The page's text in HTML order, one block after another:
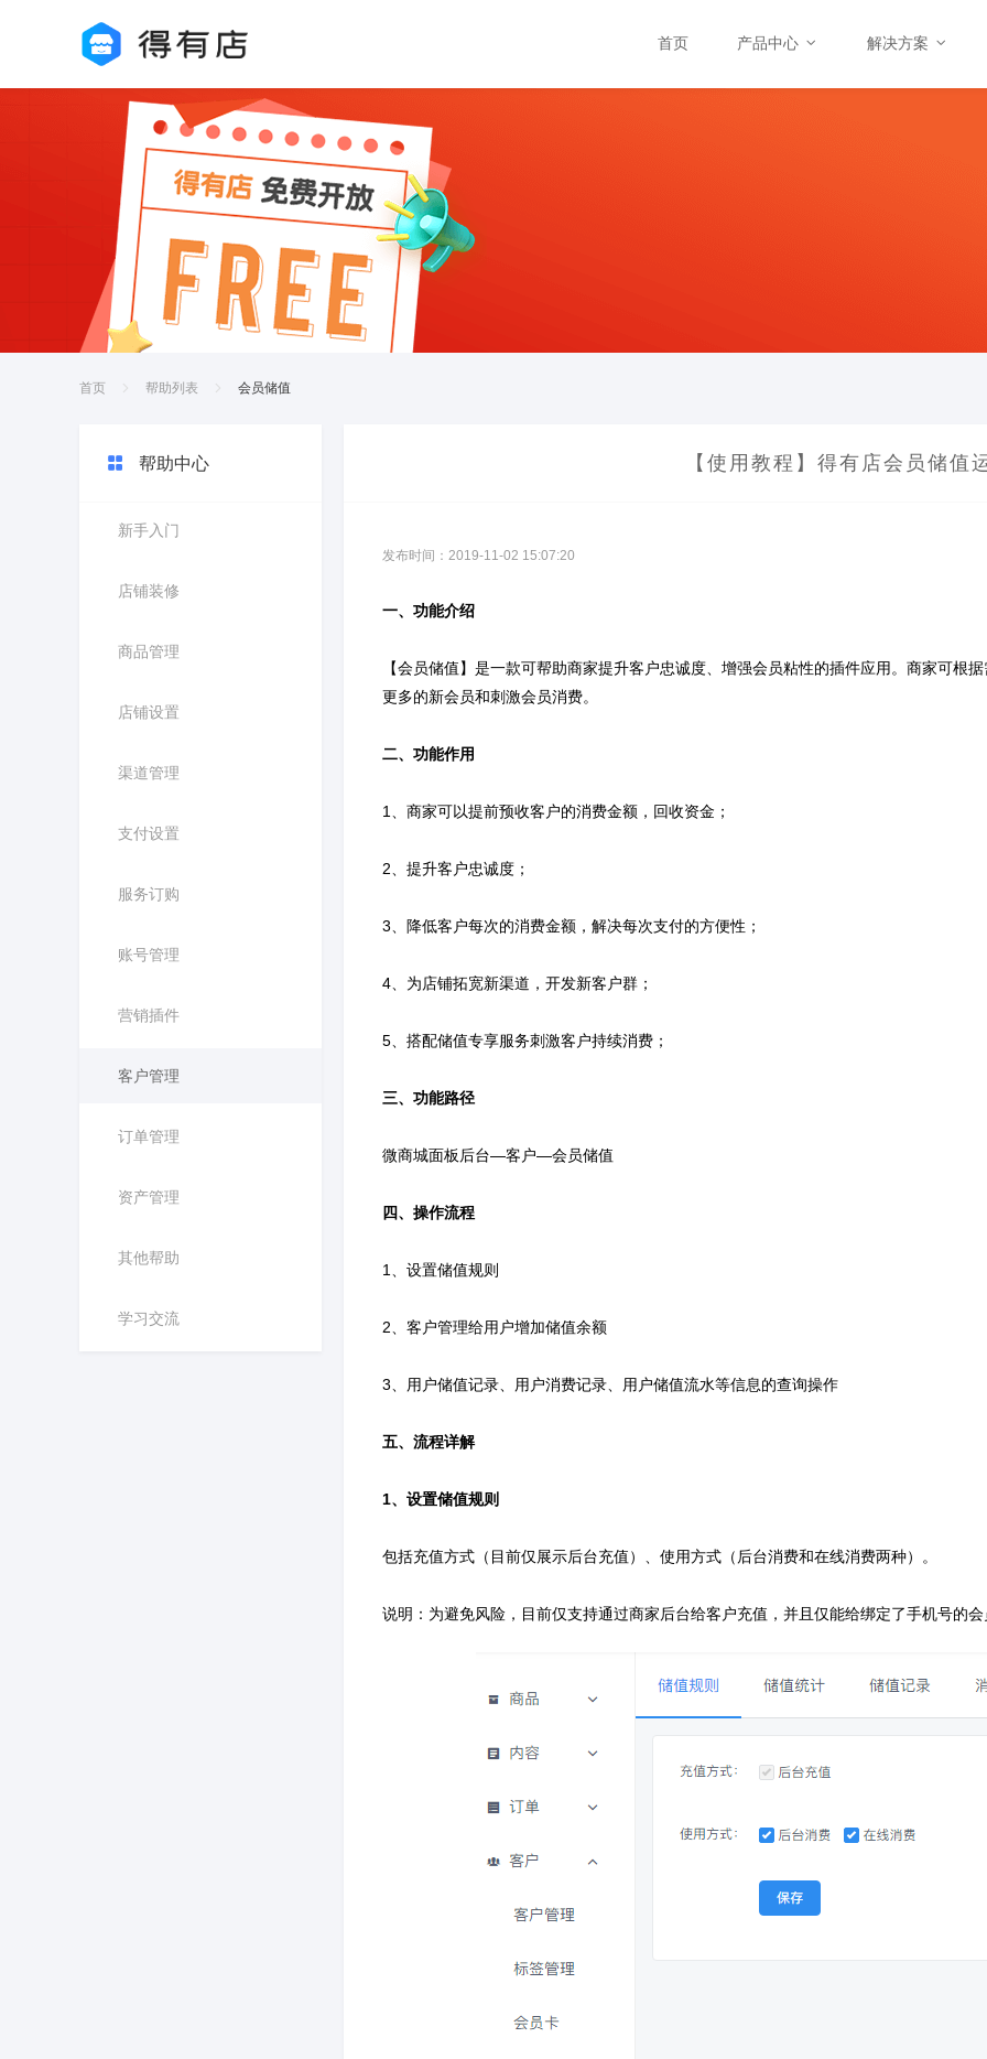
首页 产品中心 解决方案
首页 帮助列表 会员储值
帮助中心
新手入门
店铺装修
商品管理
店铺设置
渠道管理
支付设置
服务订购
账号管理
营销插件
客户管理
订单管理
资产管理
其他帮助
学习交流
【使用教程】得有店会员储值
发布时间：2019-11-02 15:07:20
一、功能介绍
【会员储值】是一款可帮助商家提升客户忠诚度、增强会员粘性的插件应用。商家可根
更多的新会员和刺激会员消费。
二、功能作用
1、商家可以提前预收客户的消费金额，回收资金；
2、提升客户忠诚度；
3、降低客户每次的消费金额，解决每次支付的方便性；
4、为店铺拓宽新渠道，开发新客户群；
5、搭配储值专享服务刺激客户持续消费；
三、功能路径
微商城面板后台—客户—会员储值
四、操作流程
1、设置储值规则
2、客户管理给用户增加储值余额
3、用户储值记录、用户消费记录、用户储值流水等信息的查询操作
五、流程详解
1、设置储值规则
包括充值方式（目前仅展示后台充值）、使用方式（后台消费和在线消费两种）。
说明：为避免风险，目前仅支持通过商家后台给客户充值，并且仅能给绑定了手机号的